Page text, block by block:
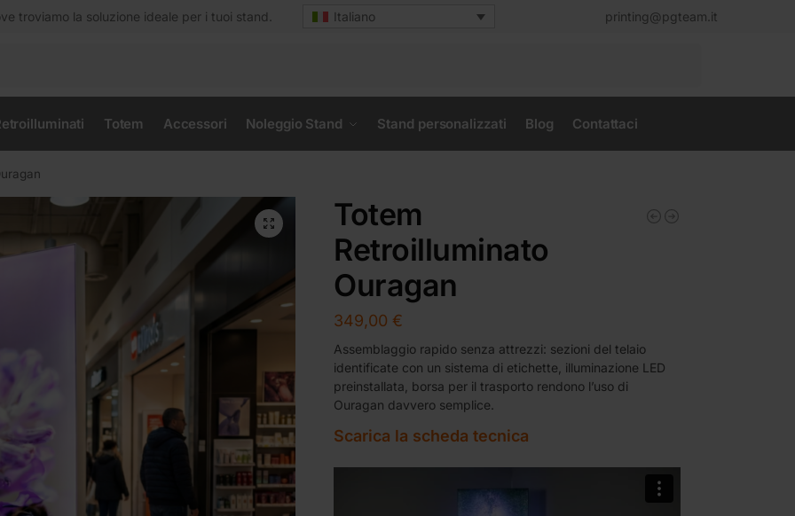
troviamo la soluzione ideale per i tuoi stand. Italiano printing@pgteam.it
Totem Accessori Noleggio Stand Stand personalizzati Blog Contattaci
Totem
Retroilluminato
Ouragan
349,00 €
Assemblaggio rapido senza attrezzi: sezioni del telaio
identificate con un sistema di etichette, illuminazione LED
preinstallata, borsa per il trasporto rendono l’uso di
Ouragan davvero semplice.
Scarica la scheda tecnica